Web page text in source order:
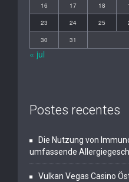
16 17 18
23 24 25
30 31
« jul
Postes recentes
Die Nutzung von
umfassende
Vulkan Vegas Casino